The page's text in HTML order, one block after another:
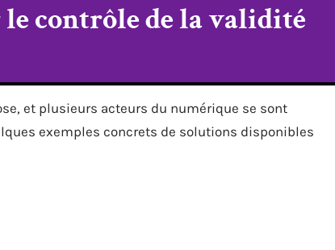
contrôle de la validité
et plusieurs acteurs du numérique se sont
exemples concrets de solutions disponibles